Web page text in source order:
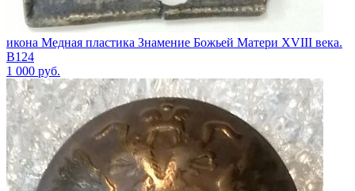
икона Медная пластика Знамение Божьей Матери XVIII века.
В124
1 000 руб.